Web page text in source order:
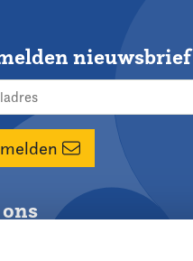
nieuwsbrief